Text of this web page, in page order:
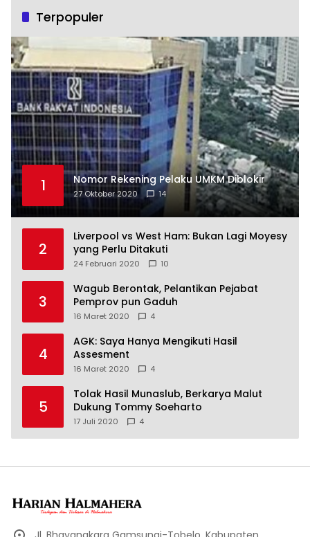
Terpopuler
1 Nomor Rekening Pelaku UMKM Diblokir
27 Oktober 2020 14
2
Liverpool vs West Ham: Bukan Lagi Moyesy
yang Perlu Ditakuti
24 Februari 2020 10
3
Wagub Berontak, Pelantikan Pejabat
Pemprov pun Gaduh
16 Maret 2020 4
4
AGK: Saya Hanya Mengikuti Hasil
Assesment
16 Maret 2020 4
5
Tolak Hasil Munaslub, Berkarya Malut
Dukung Tommy Soeharto
17 Juli 2020 4